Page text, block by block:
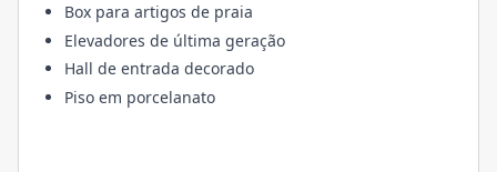
Box para artigos de praia
Elevadores de última geração
Hall de entrada decorado
Piso em porcelanato